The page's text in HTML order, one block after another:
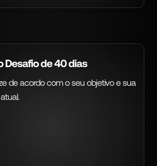
Desafio de 40 dias
de acordo com o seu objetivo e sua